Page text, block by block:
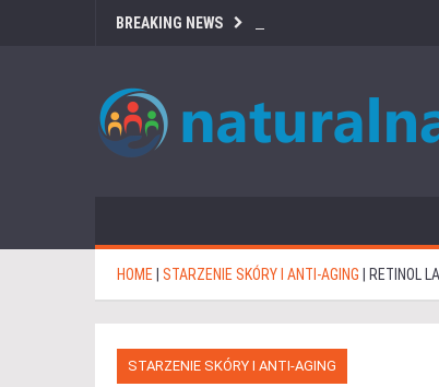
BREAKING NEWS
HOME STARZENIE SKÓRY I ANTI-AGING RETINOL
STARZENIE SKÓRY I ANTI-AGING